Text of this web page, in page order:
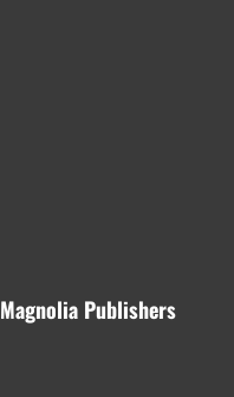
Magnolia Publishers